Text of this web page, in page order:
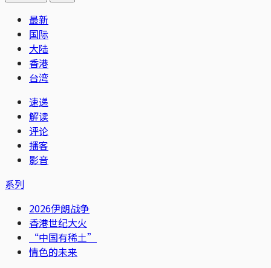
最新
国际
大陆
香港
台湾
速递
解读
评论
播客
影音
系列
2026伊朗战争
香港世纪大火
“中国有稀土”
情色的未来